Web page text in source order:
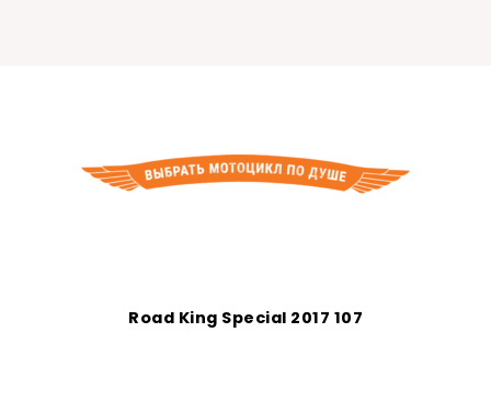
Road King Special 2017 107